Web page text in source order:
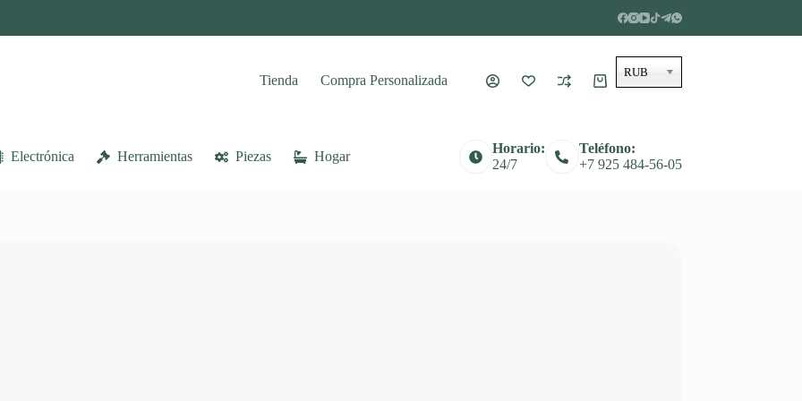
Tienda Compra Personalizada
Carro
RUB
Electrónica Herramientas Piezas Hogar
Horario:
24/7
Teléfono:
+7 925 484-56-05